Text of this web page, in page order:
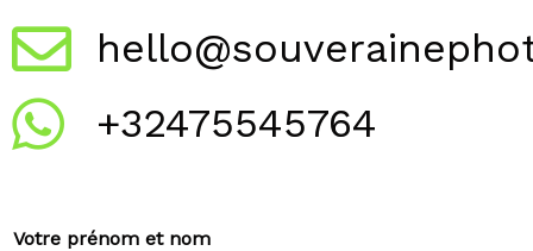
+32475545764
Votre prénom et nom